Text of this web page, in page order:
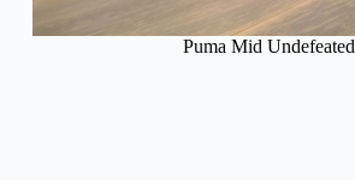
Puma Mid Undefeated